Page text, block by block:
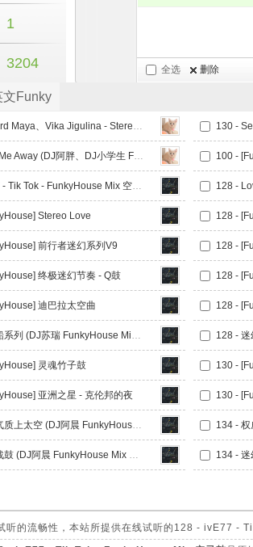
全选 删除
1
3204
文Funky
130 - Edward Maya、Vika Jigulina - Stereo Love (DJ阿胖、DJ小学生 FunkyHouse Mix Q鼓)
130 - Take Me Away (DJ阿胖、DJ小学生 FunkyHouse Mix)Q鼓
128 - ivE77 - Tik Tok - FunkyHouse Mix 空灵鼓
Stereo Love
前行者迷幻系列V9 128 -
终极迷幻节奏 - Q鼓 128 -
迪巴拉太空曲 128 -
128 - 太空船系列 (DJ苏瑞 FunkyHouse Mix 咚鼓)
灵魂竹子鼓
亚洲之星 - 克伦邦的夜
134 - 权威气质上太空 (DJ阿晨 FunkyHouse Mix Q鼓)
134 - 梦幻战鼓 (DJ阿晨 FunkyHouse Mix Q鼓)
听的流畅性，本站所提供在线试听的128 - ivE77 -